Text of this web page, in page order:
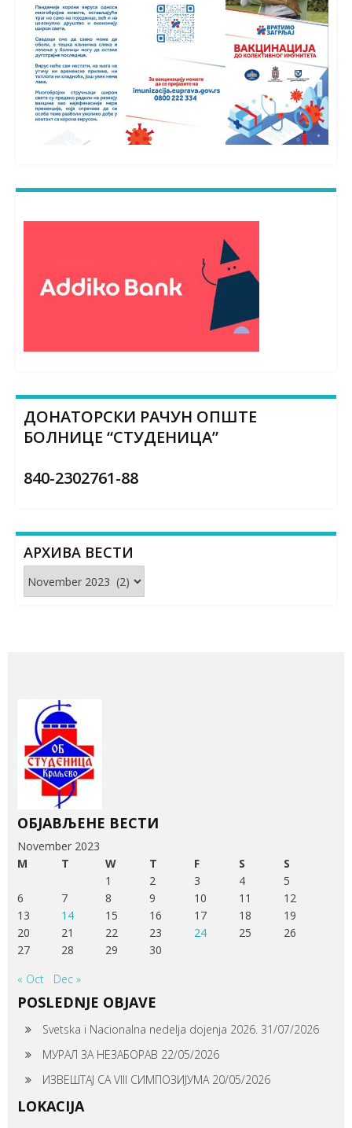
ДОНАТОРСКИ РАЧУН ОПШТЕ
БОЛНИЦЕ “СТУДЕНИЦА”
840-2302761-88
АРХИВА ВЕСТИ
Архива
вести
ОБЈАВЉЕНЕ ВЕСТИ
November 2023
M
T W T F S
S
1
2 3 4
5
6
7 8 9 10 11
12
13
14 15 16 17 18
19
20
21 22 23 24 25
26
27
28 29
30
« Oct
Dec »
POSLEDNJE OBJAVE
Svetska i Nacionalna nedelja dojenja 2026. 31/07/2026
МУРАЛ ЗА НЕЗАБОРАВ 22/05/2026
ИЗВЕШТАЈ СА VIII СИМПОЗИЈУМА 20/05/2026
LOKACIJA